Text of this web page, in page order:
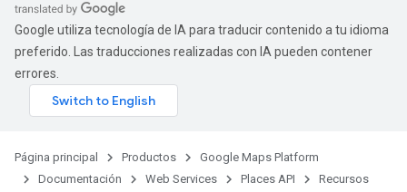
Google utiliza tecnología de IA para traducir contenido a tu idioma
preferido. Las traducciones realizadas con IA pueden contener
errores.
Página principal Productos
Google Maps Platform
Documentación
Web Services Places API Recursos